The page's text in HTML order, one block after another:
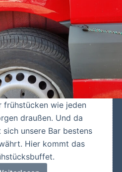
frühstücken wie jeden
draußen. Und da
sich unsere Bar bestens
Hier kommt das